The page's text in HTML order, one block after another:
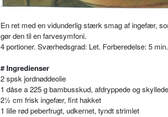
En ret med en vidunderlig stærk smag af ingefær,
gør den til en farvesymfoni.
4 portioner. Sværhedsgrad: Let. Forberedelse: 5
# Ingredienser
2 spsk jordnøddeolie
1 dåse a 225 g bambusskud, afdryppede og skyllede
2½ cm frisk ingefær, fint hakket
1 lille rød peberfrugt, udkernet, tyndt strimlet